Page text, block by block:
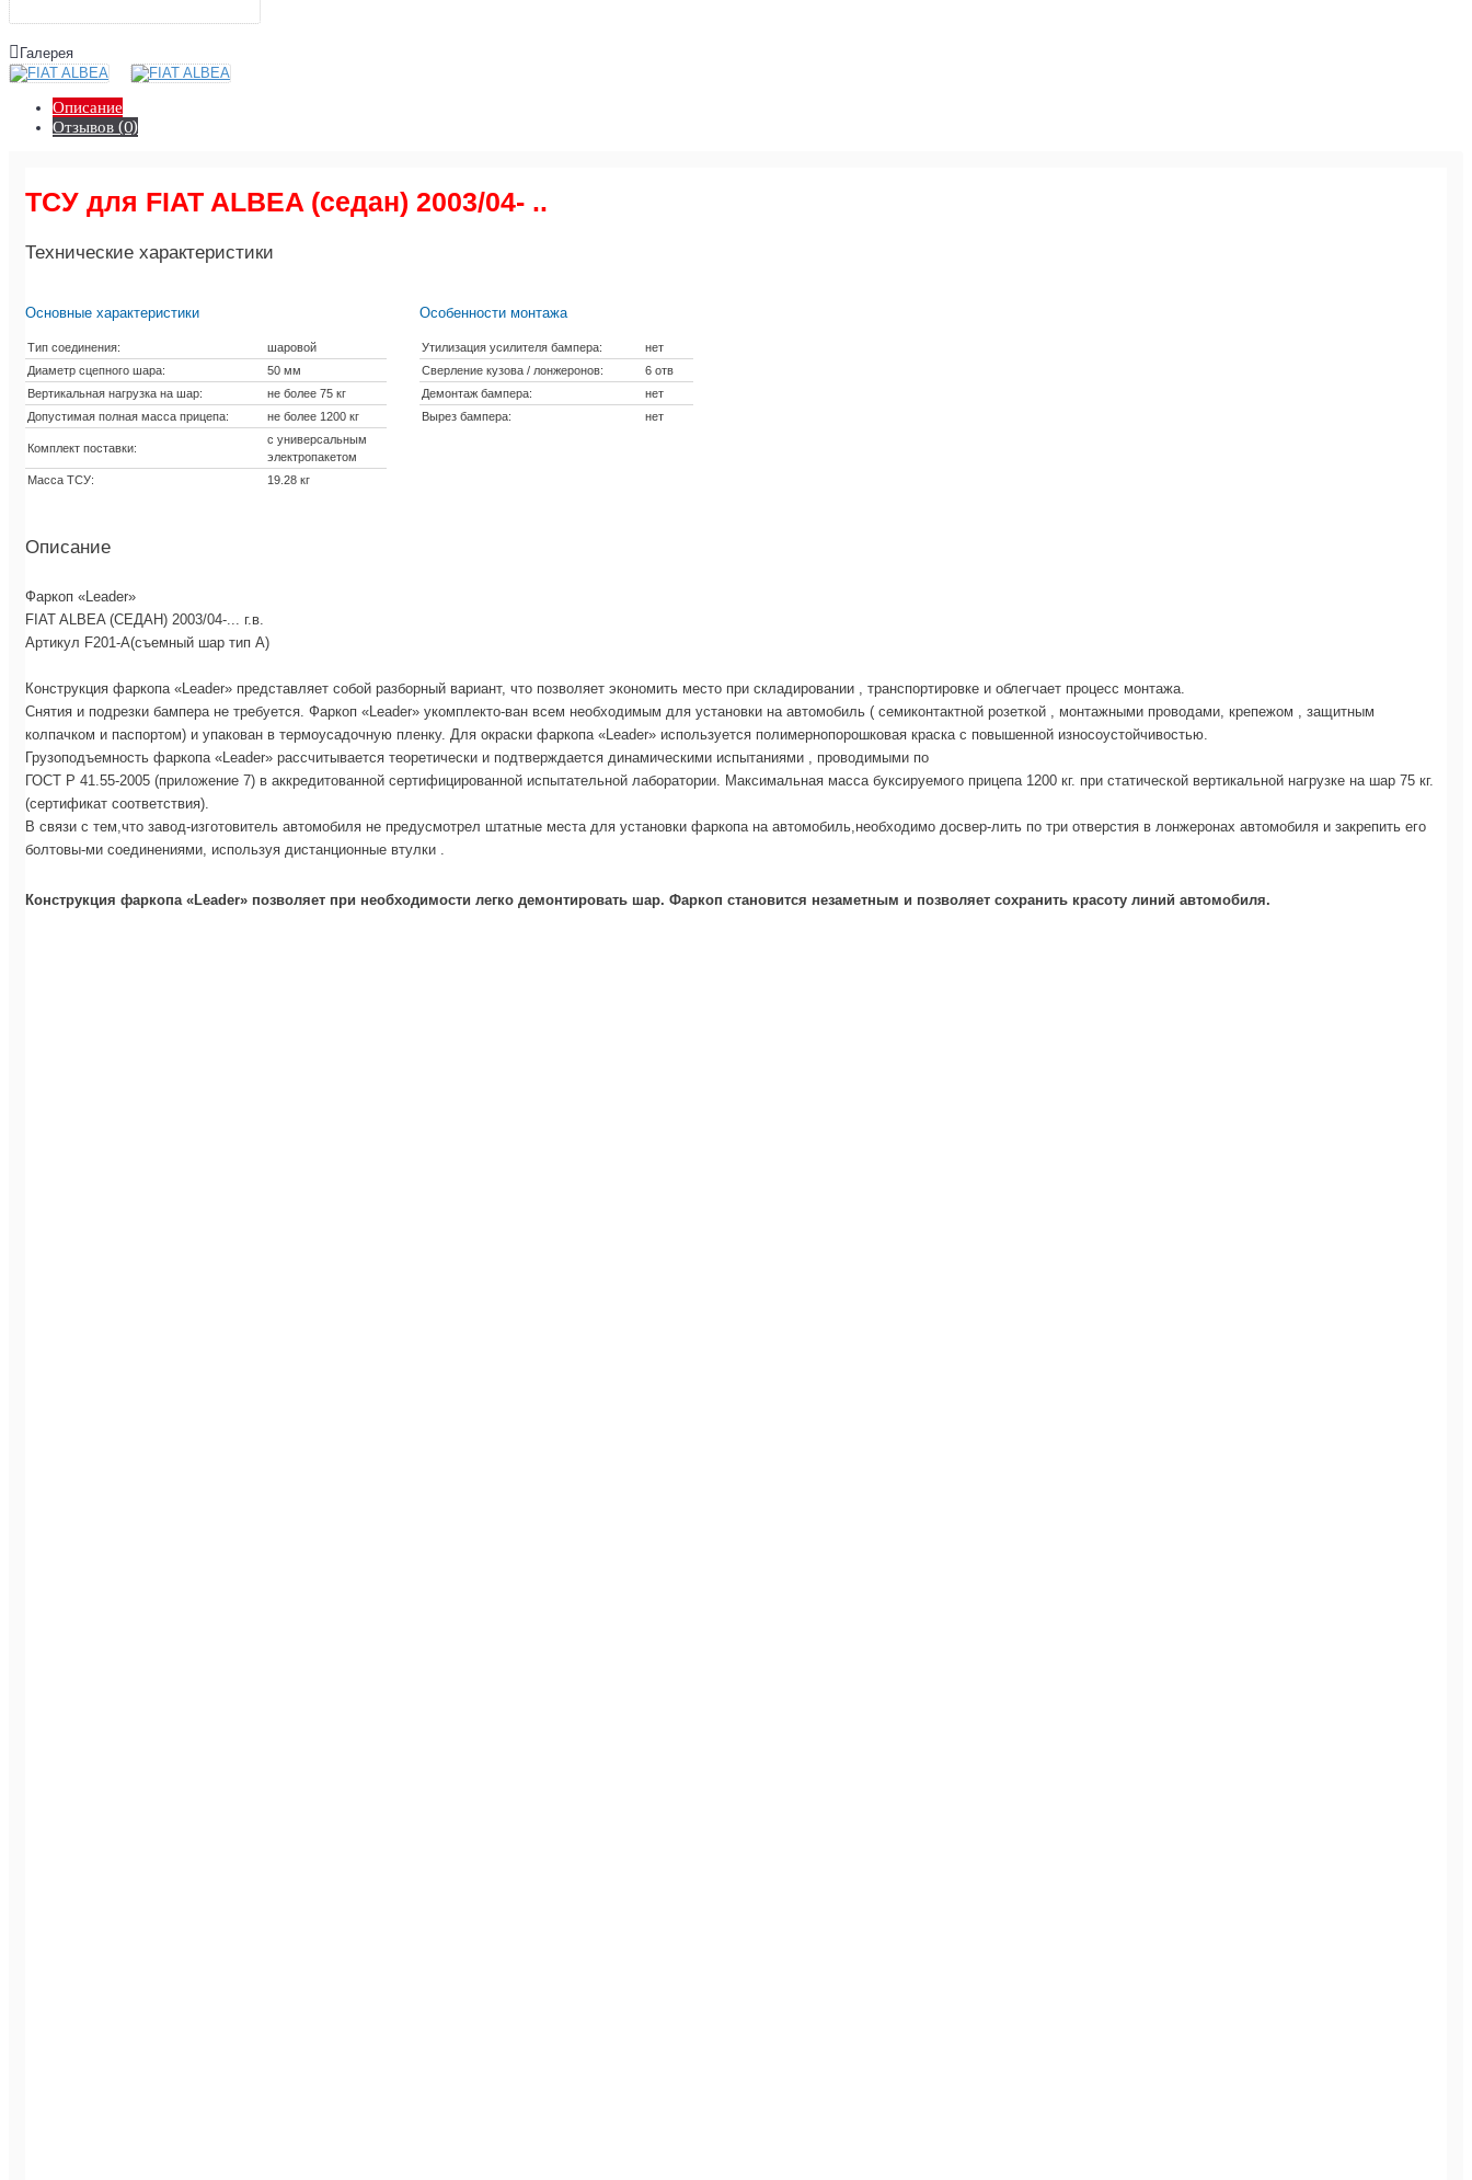
Галерея
Описание
Отзывов (0)
ТСУ для FIAT ALBEA (седан) 2003/04- ..
Технические характеристики
Основные характеристики
Тип соединения:
шаровой
Диаметр сцепного шара:
50 мм
Вертикальная нагрузка на шар:
не более 75 кг
Допустимая полная масса прицепа:
не более 1200 кг
Комплект поставки:
с универсальным
электропакетом
Масса ТСУ:
19.28 кг
Особенности монтажа
Утилизация усилителя бампера:
нет
Сверление кузова / лонжеронов:
6 отв
Демонтаж бампера:
нет
Вырез бампера:
нет
Описание
Фаркоп «Leader»
FIAT ALBEA (СЕДАН) 2003/04-... г.в.
Артикул F201-A(съемный шар тип A)
Конструкция фаркопа «Leader» представляет собой разборный вариант, что позволяет экономить место при складировании , транспортировке и облегчает процесс монтажа.
Снятия и подрезки бампера не требуется. Фаркоп «Leader» укомплекто-ван всем необходимым для установки на автомобиль ( семиконтактной розеткой , монтажными проводами, крепежом , защитным
колпачком и паспортом) и упакован в термоусадочную пленку. Для окраски фаркопа «Leader» используется полимернопорошковая краска с повышенной износоустойчивостью.
Грузоподъемность фаркопа «Leader» рассчитывается теоретически и подтверждается динамическими испытаниями , проводимыми по
ГОСТ Р 41.55-2005 (приложение 7) в аккредитованной сертифицированной испытательной лаборатории. Максимальная масса буксируемого прицепа 1200 кг. при статической вертикальной нагрузке на шар 75 кг.
(сертификат соответствия).
В связи с тем,что завод-изготовитель автомобиля не предусмотрел штатные места для установки фаркопа на автомобиль,необходимо досвер-лить по три отверстия в лонжеронах автомобиля и закрепить его
болтовы-ми соединениями, используя дистанционные втулки .
Конструкция фаркопа «Leader» позволяет при необходимости легко демонтировать шар. Фаркоп становится незаметным и позволяет сохранить красоту линий автомобиля.